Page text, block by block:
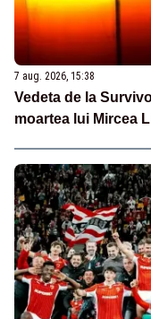
7 aug. 2026, 15:38
Vedeta de la
moartea lui Mircea